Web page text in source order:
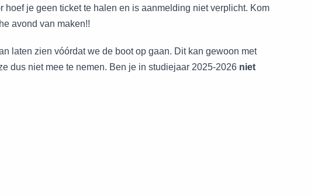
je geen ticket te halen en is aanmelding niet verplicht. Kom
avond van maken!!
laten zien vóórdat we de boot op gaan. Dit kan gewoon met
dus niet mee te nemen. Ben je in studiejaar 2025-2026 niet